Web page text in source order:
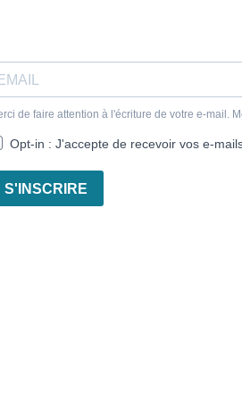
de faire attention à l'écriture de votre e-mail.
Opt-in : J'accepte de recevoir vos e-
S'INSCRIRE